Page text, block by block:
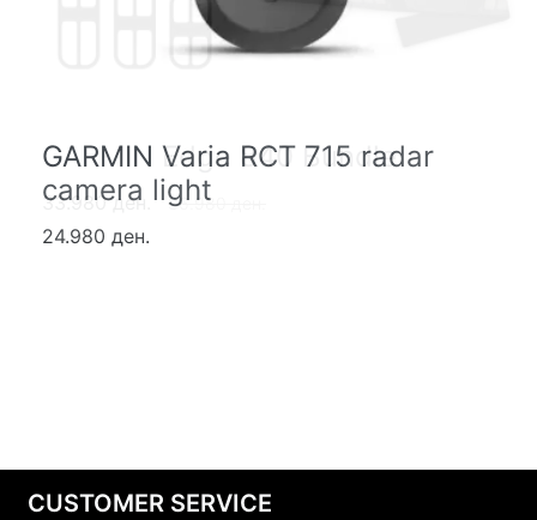
GARMIN Edge 840 Bundle
33.980 ден. 36.980 ден.
GARMIN Varia RCT 715 radar
camera light
24.980 ден.
CUSTOMER SERVICE